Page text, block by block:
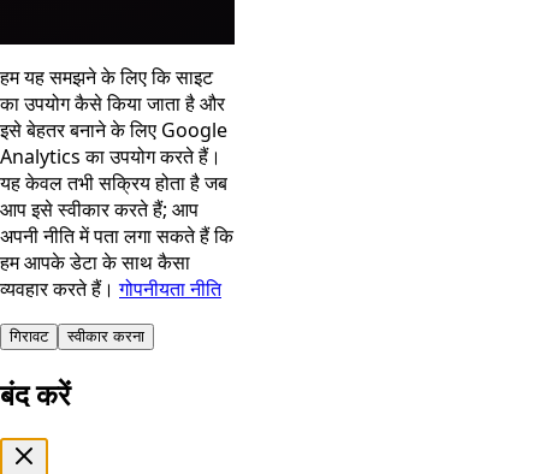
हम यह समझने के लिए कि साइट
का उपयोग कैसे किया जाता है और
इसे बेहतर बनाने के लिए Google
Analytics का उपयोग करते हैं।
यह केवल तभी सक्रिय होता है जब
आप इसे स्वीकार करते हैं; आप
अपनी नीति में पता लगा सकते हैं कि
हम आपके डेटा के साथ कैसा
व्यवहार करते हैं। गोपनीयता नीति
गिरावट स्वीकार करना
बंद करें